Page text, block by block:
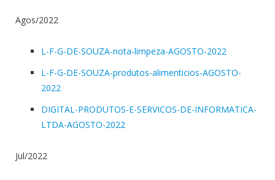
Agos/2022
L-F-G-DE-SOUZA-nota-limpeza-AGOSTO-2022
L-F-G-DE-SOUZA-produtos-alimenticios-AGOSTO-
2022
DIGITAL-PRODUTOS-E-SERVICOS-DE-INFORMATICA-
LTDA-AGOSTO-2022
Jul/2022